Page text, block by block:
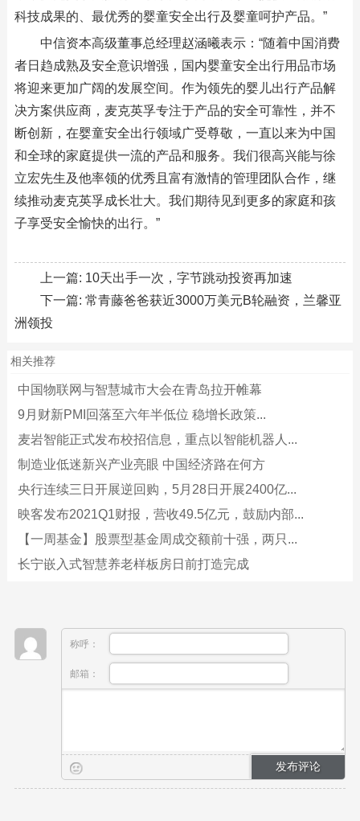
科技成果的、最优秀的婴童安全出行及婴童呵护产品。”
中信资本高级董事总经理赵涵曦表示：“随着中国消费
者日趋成熟及安全意识增强，国内婴童安全出行用品市场
将迎来更加广阔的发展空间。作为领先的婴儿出行产品解
决方案供应商，麦克英孚专注于产品的安全可靠性，并不
断创新，在婴童安全出行领域广受尊敬，一直以来为中国
和全球的家庭提供一流的产品和服务。我们很高兴能与徐
立宏先生及他率领的优秀且富有激情的管理团队合作，继
续推动麦克英孚成长壮大。我们期待见到更多的家庭和孩
子享受安全愉快的出行。”
上一篇: 10天出手一次，字节跳动投资再加速
下一篇: 常青藤爸爸获近3000万美元B轮融资，兰馨亚
洲领投
相关推荐
中国物联网与智慧城市大会在青岛拉开帷幕
9月财新PMI回落至六年半低位 稳增长政策...
麦岩智能正式发布校招信息，重点以智能机器人...
制造业低迷新兴产业亮眼 中国经济路在何方
央行连续三日开展逆回购，5月28日开展2400亿...
映客发布2021Q1财报，营收49.5亿元，鼓励内部...
【一周基金】股票型基金周成交额前十强，两只...
长宁嵌入式智慧养老样板房日前打造完成
称呼：
邮箱：